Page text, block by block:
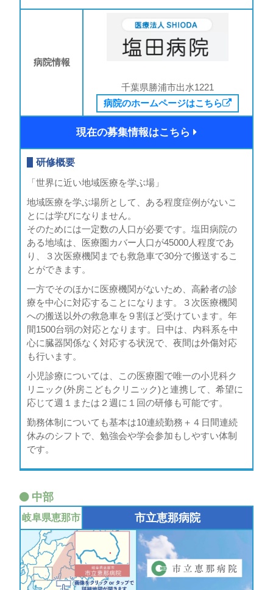
病院情報
千葉県勝浦市出水1221
病院のホームページはこちら
現在の募集情報はこちら
研修概要
「世界に近い地域医療を学ぶ場」
地域医療を学ぶ場所として、ある程度症例がないこ
とには学びになりません。
そのためには一定数の人口が必要です。塩田病院の
ある地域は、医療圏カバー人口が45000人程度であ
り、３次医療機関までも救急車で30分で搬送するこ
とができます。
一方でそのほかに医療機関がないため、高齢者の診
療を中心に対応することになります。３次医療機関
への搬送以外の救急車を９割ほど受けています。年
間1500台弱の対応となります。日中は、内科系を中
心に臓器関係なく対応する状況で、夜間は外傷対応
も行います。
小児診療については、この医療圏で唯一の小児科ク
リニック(外房こどもクリニック)と連携して、希望に
応じて週１または２週に１回の研修も可能です。
勤務体制についても基本は10連続勤務＋４日間連続
休みのシフトで、勉強会や学会参加もしやすい体制
です。
中部
岐阜県恵那市 市立恵那病院